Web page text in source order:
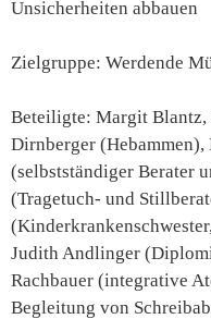
Unsicherheiten abbauen
Zielgruppe: Werdende
Beteiligte: Margit
Dirnberger (Hebammen),
(selbstständiger Berater
(Tragetuch- und
Judith Andlinger
Rachbauer (integrative
Begleitung von